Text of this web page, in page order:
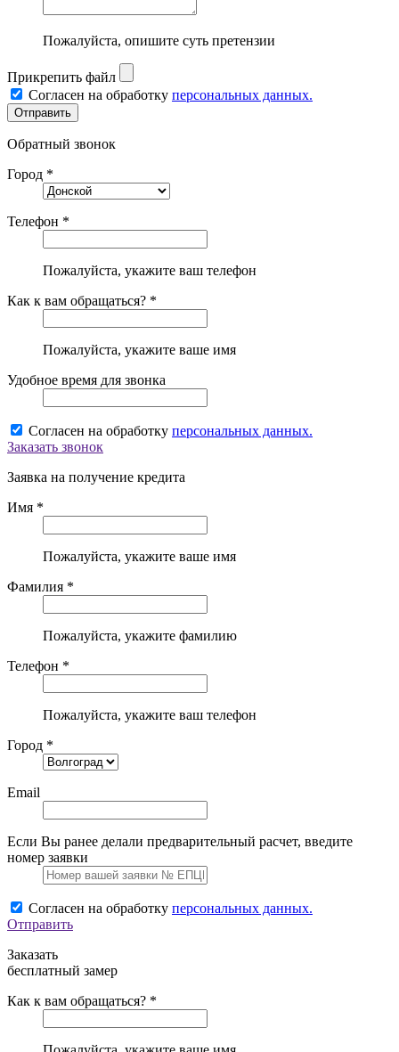
Пожалуйста, опишите суть претензии
Прикрепить файл
Согласен на обработку персональных данных.
Обратный звонок
Город *
Телефон *
Пожалуйста, укажите ваш телефон
Как к вам обращаться? *
Пожалуйста, укажите ваше имя
Удобное время для звонка
Согласен на обработку персональных данных.
Заказать звонок
Заявка на получение кредита
Имя *
Пожалуйста, укажите ваше имя
Фамилия *
Пожалуйста, укажите фамилию
Телефон *
Пожалуйста, укажите ваш телефон
Город *
Email
Если Вы ранее делали предварительный расчет, введите
номер заявки
Согласен на обработку персональных данных.
Отправить
Заказать
бесплатный замер
Как к вам обращаться? *